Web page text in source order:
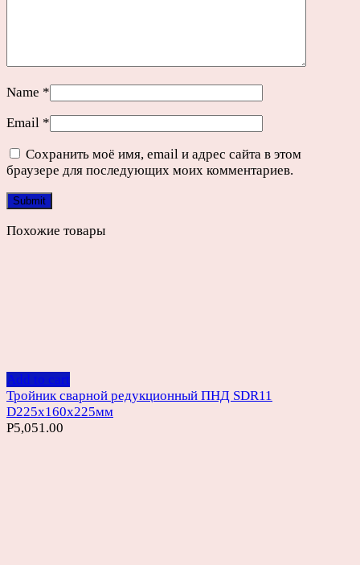
Name *
Email *
Сохранить моё имя, email и адрес сайта в этом
браузере для последующих моих комментариев.
Похожие товары
Add to cart
Тройник сварной редукционный ПНД SDR11
D225х160х225мм
Р5,051.00